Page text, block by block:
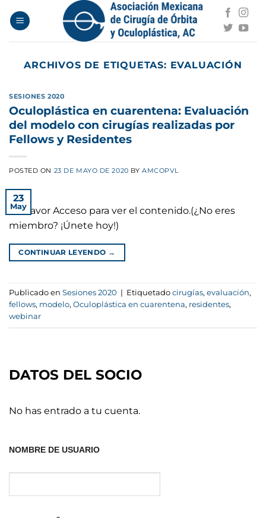
ARCHIVOS DE ETIQUETAS: EVALUACIÓN
SESIONES 2020
Oculoplástica en cuarentena: Evaluación
del modelo con cirugías realizadas por
Fellows y Residentes
POSTED ON 23 DE MAYO DE 2020 BY AMCOPVL
23
May
Por favor Acceso para ver el contenido.(¿No eres
miembro? ¡Únete hoy!)
CONTINUAR LEYENDO →
Publicado en Sesiones 2020 | Etiquetado cirugías, evaluación,
fellows, modelo, Oculoplástica en cuarentena, residentes,
webinar
DATOS DEL SOCIO
No has entrado a tu cuenta.
NOMBRE DE USUARIO